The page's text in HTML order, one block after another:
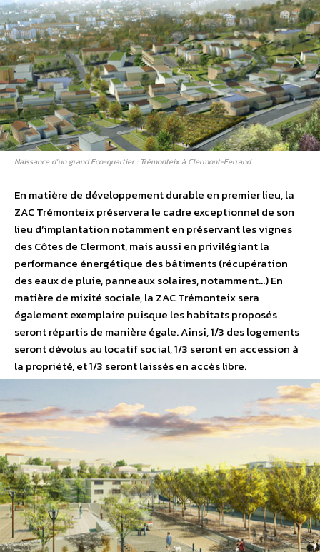
Naissance d’un grand Eco-quartier : Trémonteix à Clermont-Ferrand
En matière de développement durable en premier lieu, la
ZAC Trémonteix préservera le cadre exceptionnel de son
lieu d’implantation notamment en préservant les vignes
des Côtes de Clermont, mais aussi en privilégiant la
performance énergétique des bâtiments (récupération
des eaux de pluie, panneaux solaires, notamment…) En
matière de mixité sociale, la ZAC Trémonteix sera
également exemplaire puisque les habitats proposés
seront répartis de manière égale. Ainsi, 1/3 des logements
seront dévolus au locatif social, 1/3 seront en accession à
la propriété, et 1/3 seront laissés en accès libre.